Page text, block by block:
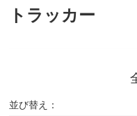
トラッカー
並び替え：